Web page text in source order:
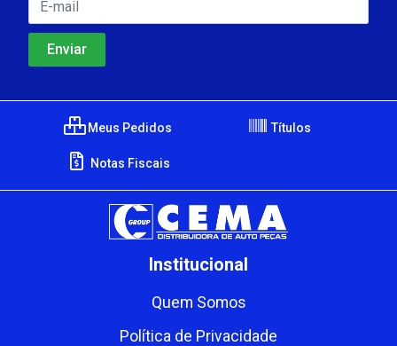
Meus Pedidos Títulos
Notas Fiscais
Institucional
Quem Somos
Política de Privacidade